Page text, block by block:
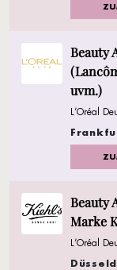
Beauty
uvm.)
L’Oréal
Beauty
Marke
L’Oréal